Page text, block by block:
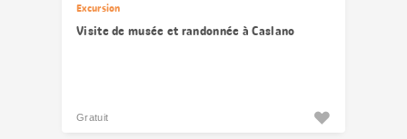
Excursion
Visite de musée et randonnée à Caslano
Gratuit